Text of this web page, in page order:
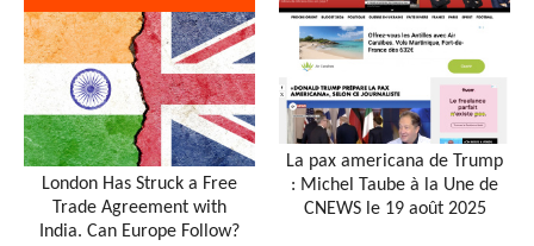
London Has Struck a Free
Trade Agreement with
India. Can Europe Follow?
La pax americana de Trump
: Michel Taube à la Une de
CNEWS le 19 août 2025